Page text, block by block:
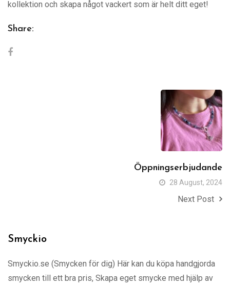
kollektion och skapa något vackert som är helt ditt eget!
Share:
Öppningserbjudande
28 August, 2024
Next Post
Smyckio
Smyckio.se (Smycken för dig) Här kan du köpa handgjorda
smycken till ett bra pris, Skapa eget smycke med hjälp av